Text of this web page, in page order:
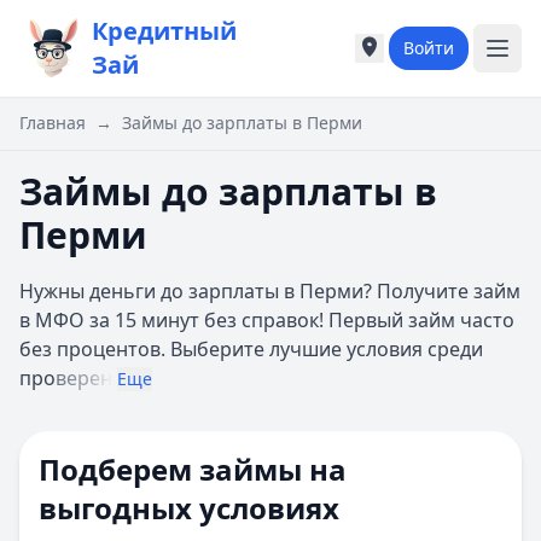
Кредитный
Зай
Города России
Москва
Казань
Б
Барнаул
Белгород
Города России
Москва
Казань
Б
Барнаул
Белгород
Войти
Главная → Займы до зарплаты в Перми
Займы до зарплаты в
Перми
Нужны деньги до зарплаты в Перми? Получите займ
в МФО за 15 минут без справок! Первый займ часто
без процентов. Выберите лучшие условия среди
проверен Еще
Подберем займы на
выгодных условиях